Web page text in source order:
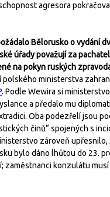
agresora
Bělorusko o vydání
úřady považují za
na pokyn ruských
ministerstva
. Podle Wewira si
a předalo mu
Oba podezřelí jsou
činů“ spojených s
zároveň upřesnilo,
bylo dáno lhůtou do 23.
zaměstnanci konzulátu